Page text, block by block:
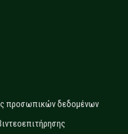
προσωπικών δεδομένων